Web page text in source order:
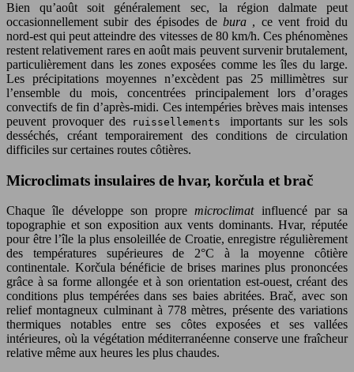
Bien qu’août soit généralement sec, la région dalmate peut
occasionnellement subir des épisodes de bura , ce vent froid du
nord-est qui peut atteindre des vitesses de 80 km/h. Ces phénomènes
restent relativement rares en août mais peuvent survenir brutalement,
particulièrement dans les zones exposées comme les îles du large.
Les précipitations moyennes n’excèdent pas 25 millimètres sur
l’ensemble du mois, concentrées principalement lors d’orages
convectifs de fin d’après-midi. Ces intempéries brèves mais intenses
peuvent provoquer des
ruissellements importants sur les sols
desséchés, créant temporairement des conditions de circulation
difficiles sur certaines routes côtières.
Microclimats insulaires de hvar, korčula et brač
Chaque île développe son propremicroclimat influencé par sa
topographie et son exposition aux vents dominants. Hvar, réputée
pour être l’île la plus ensoleillée de Croatie, enregistre régulièrement
des températures supérieures de 2°C à la moyenne côtière
continentale. Korčula bénéficie de brises marines plus prononcées
grâce à sa forme allongée et à son orientation est-ouest, créant des
conditions plus tempérées dans ses baies abritées. Brač, avec son
relief montagneux culminant à 778 mètres, présente des variations
thermiques notables entre ses côtes exposées et ses vallées
intérieures, où la végétation méditerranéenne conserve une fraîcheur
relative même aux heures les plus chaudes.